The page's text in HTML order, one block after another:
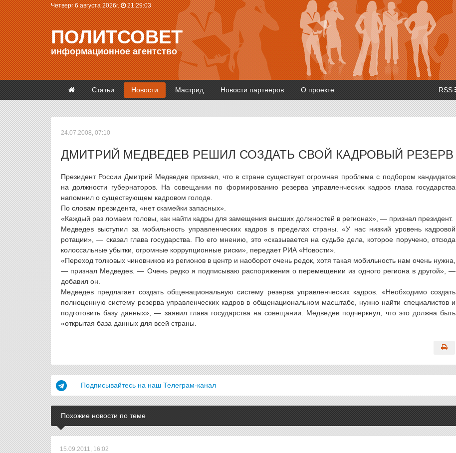
Четверг 6 августа 2026г. 21:29:03
ПОЛИТСОВЕТ
информационное агентство
Статьи Новости Мастрид Новости партнеров О проекте RSS
24.07.2008, 07:10
ДМИТРИЙ МЕДВЕДЕВ РЕШИЛ СОЗДАТЬ СВОЙ КАДРОВЫЙ РЕЗЕРВ
Президент России Дмитрий Медведев признал, что в стране существует огромная проблема с подбором кандидатов
на должности губернаторов. На совещании по формированию резерва управленческих кадров глава государства
напомнил о существующем кадровом голоде.
По словам президента, «нет скамейки запасных».
«Каждый раз ломаем головы, как найти кадры для замещения высших должностей в регионах», — признал президент.
Медведев выступил за мобильность управленческих кадров в пределах страны. «У нас низкий уровень кадровой
ротации», — сказал глава государства. По его мнению, это «сказывается на судьбе дела, которое поручено, отсюда
колоссальные убытки, огромные коррупционные риски», передает РИА «Новости».
«Переход толковых чиновников из регионов в центр и наоборот очень редок, хотя такая мобильность нам очень нужна,
— признал Медведев. — Очень редко я подписываю распоряжения о перемещении из одного региона в другой», —
добавил он.
Медведев предлагает создать общенациональную систему резерва управленческих кадров. «Необходимо создать
полноценную систему резерва управленческих кадров в общенациональном масштабе, нужно найти специалистов и
подготовить базу данных», — заявил глава государства на совещании. Медведев подчеркнул, что это должна быть
«открытая база данных для всей страны.
Подписывайтесь на наш Телеграм-канал
Похожие новости по теме
15.09.2011, 16:02